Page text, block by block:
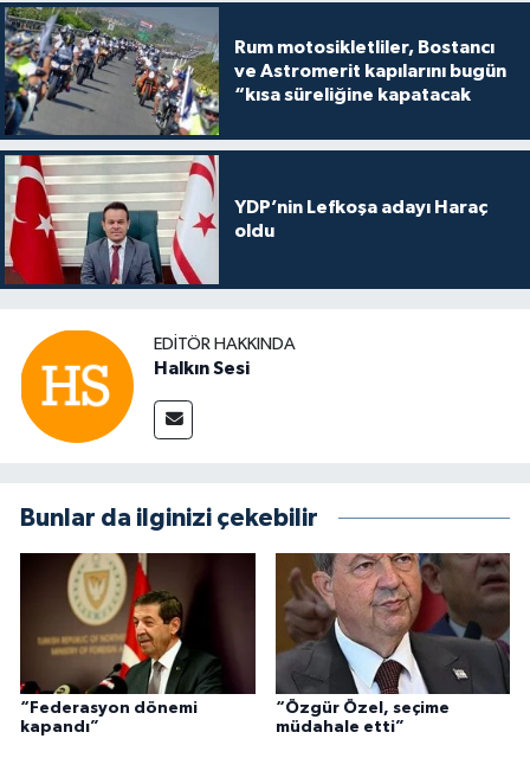
Rum motosikletliler, Bostancı
ve Astromerit kapılarını bugün
“kısa süreliğine kapatacak
YDP’nin Lefkoşa adayı Haraç
oldu
EDITÖR HAKKINDA
Halkın Sesi
Bunlar da ilginizi çekebilir
“Federasyon dönemi
kapandı”
“Özgür Özel, seçime
müdahale etti”